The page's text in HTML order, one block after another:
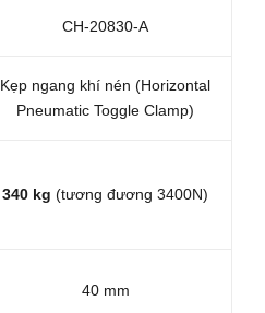
CH-20830-A
Kẹp ngang khí nén (Horizontal
Pneumatic Toggle Clamp)
340 kg (tương đương 3400N)
40 mm